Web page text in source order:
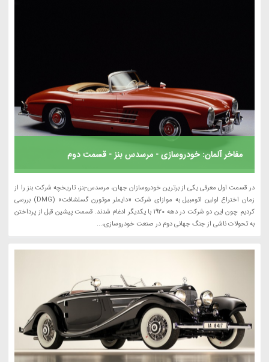
مفاخر آلمان: خودروسازی - مرسدس بنز - قسمت دوم
در قسمت اول معرفی یکی از برترین خودروسازان جهان، مرسدس-بنز، تاریخچه شرکت بنز را از
زمان اختراع اولین اتومبیل به موازای شرکت «دایملر موتورن گسلشافت» (DMG) بررسی
کردیم چون این دو شرکت در دهه 1920 با یکدیگر ادغام شدند. قسمت پیشین قبل از پرداختن
به تحولات ناشی از جنگ جهانی دوم در صنعت خودروسازی،...